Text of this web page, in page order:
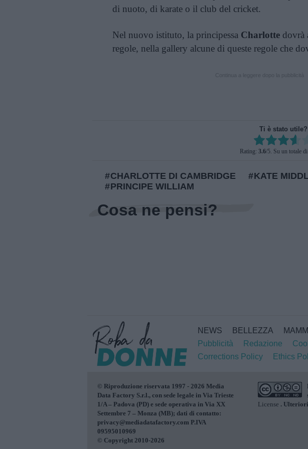
di nuoto, di karate o il club del cricket.
Nel nuovo istituto, la principessa Charlotte dovrà
regole, nella gallery alcune di queste regole che
Ti è stato utile?
Rate this item:
SUBMIT RATING
Rating: 3.6/5. Su un totale
CHARLOTTE DI CAMBRIDGE
KATE
PRINCIPE WILLIAM
Cosa ne pensi?
NEWS BELLEZZA
Pubblicità
Redazione
Corrections Policy
Ethics
© Riproduzione riservata 1997 - 2026 Media
Data Factory S.r.l., con sede legale in Via Trieste
1/A – Padova (PD) e sede operativa in Via XX
Settembre 7 – Monza (MB); dati di contatto:
privacy@mediadatafactory.com P.IVA
09595010969
© Copyright 2010-2026
License . Ulteriori